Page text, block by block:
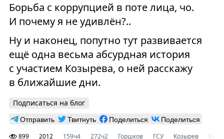
Борьба с коррупцией в поте лица, чо.
И почему я не удивлён?..
Ну и наконец, попутно тут развивается
ещё одна весьма абсурдная история
с участием Козырева, о ней расскажу
в ближайшие дни.
Подписаться на блог
Отправить Твитнуть Поделиться Поделиться
899 2012 159ч4 272ч2 Горшков ГСУ Козырев